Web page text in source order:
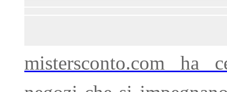
mistersconto.com ha